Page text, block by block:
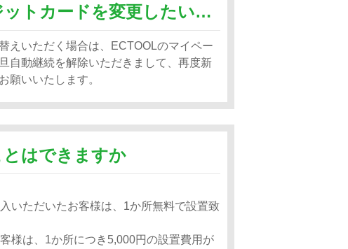
自動更新で登録しているクレジットカードを変更したいのですが？
えいただく場合は、ECTOOLのマイペー
自動継続を解除いただきまして、再度新
願いいたします。
はできますか
いただいたお客様は、1か所無料で設置致
様は、1か所につき5,000円の設置費用が